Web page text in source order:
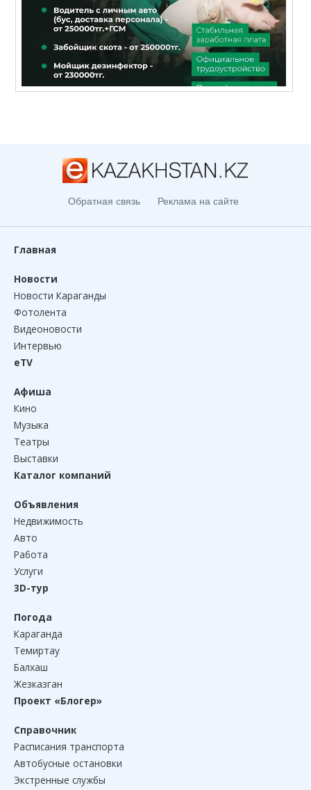
Обратная связь Реклама на сайте
Главная
Новости
Новости Караганды
Фотолента
Видеоновости
Интервью
eTV
Афиша
Кино
Музыка
Театры
Выставки
Каталог компаний
Объявления
Недвижимость
Авто
Работа
Услуги
3D-тур
Погода
Караганда
Темиртау
Балхаш
Жезказган
Проект «Блогер»
Справочник
Расписания транспорта
Автобусные остановки
Экстренные службы